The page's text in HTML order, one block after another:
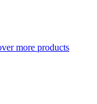
more products